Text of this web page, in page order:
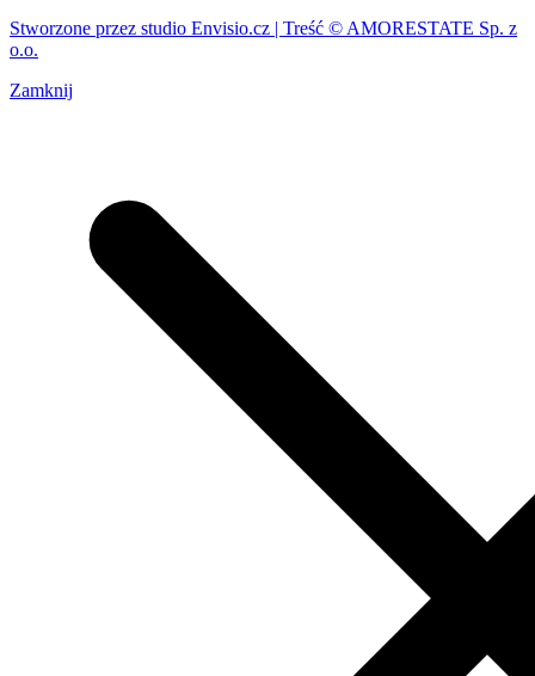
Stworzone przez studio Envisio.cz | Treść © AMORESTATE Sp. z
o.o.
Zamknij